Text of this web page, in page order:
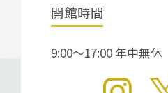
開館時間
9:00～17:00 年中無休